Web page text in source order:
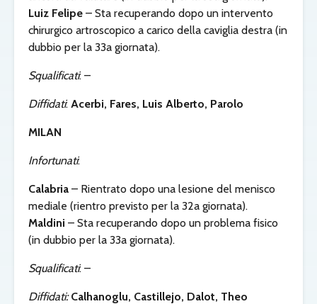
Luiz Felipe – Sta recuperando dopo un intervento
chirurgico artroscopico a carico della caviglia destra (in
dubbio per la 33a giornata).
Squalificati: –
Diffidati: Acerbi, Fares, Luis Alberto, Parolo
MILAN
Infortunati:
Calabria – Rientrato dopo una lesione del menisco
mediale (rientro previsto per la 32a giornata).
Maldini – Sta recuperando dopo un problema fisico
(in dubbio per la 33a giornata).
Squalificati: –
Diffidati:Calhanoglu, Castillejo, Dalot, Theo